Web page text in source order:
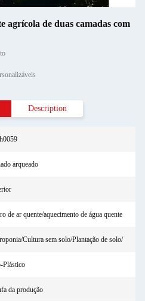
agrícola de duas camadas com
Description
arqueado
de ar quente/aquecimento de água quente
Cultura sem solo/Plantação de solo/
Plástico
da produção